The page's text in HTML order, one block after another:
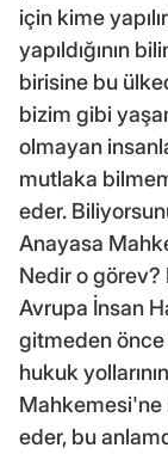
için kime
yapıldığının
birisine bu
bizim gibi
olmayan
mutlaka
eder.
Anayasa
Nedir o görev?
Avrupa İnsan
gitmeden önce
hukuk
Mahkemesi'ne
eder, bu